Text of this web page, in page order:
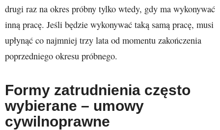
drugi raz na okres próbny tylko wtedy, gdy ma wykonywać
inną pracę. Jeśli będzie wykonywać taką samą pracę, musi
upłynąć co najmniej trzy lata od momentu zakończenia
poprzedniego okresu próbnego.
Formy zatrudnienia często
wybierane – umowy
cywilnoprawne